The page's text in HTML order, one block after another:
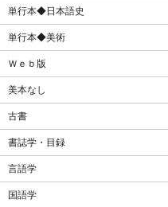
単行本◆日本語史
単行本◆美術
Ｗｅｂ版
美本なし
古書
書誌学・目録
言語学
国語学